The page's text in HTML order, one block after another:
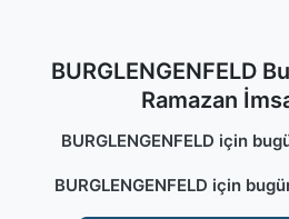
BURGLENGENFELD
Ramazan
BURGLENGENFELD için
BURGLENGENFELD için